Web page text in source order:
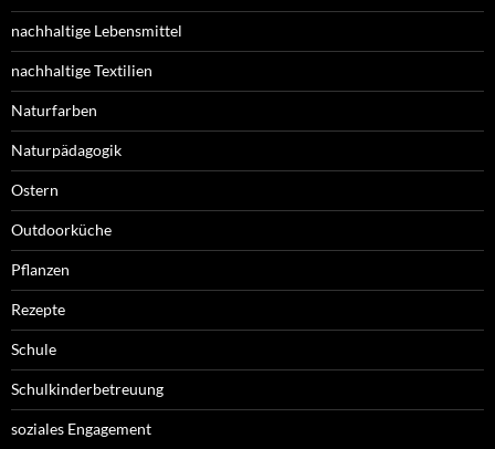
nachhaltige Lebensmittel
nachhaltige Textilien
Naturfarben
Naturpädagogik
Ostern
Outdoorküche
Pflanzen
Rezepte
Schule
Schulkinderbetreuung
soziales Engagement